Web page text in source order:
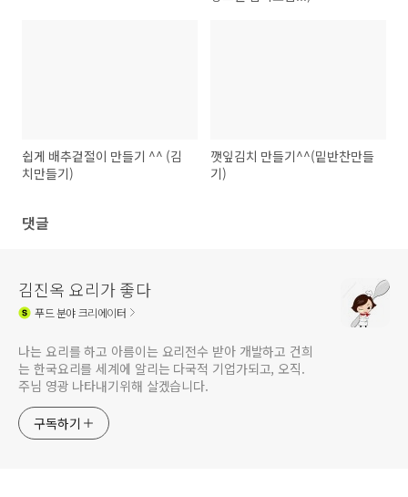
쉽게 배추겉절이 만들기 ^^ (김
치만들기)
깻잎김치 만들기^^(밑반찬만들
기)
댓글
김진옥 요리가 좋다
푸드분야 크리에이터
나는 요리를 하고 아름이는 요리전수 받아 개발하고 건희
는 한국요리를 세계에 알리는 다국적 기업가되고, 오직.
주님 영광 나타내기위해 살겠습니다.
구독하기